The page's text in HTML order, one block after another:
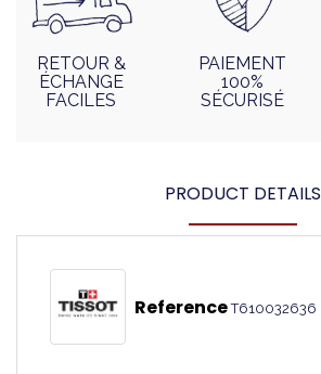
RETOUR &
ÉCHANGE
FACILES
PAIEMENT
100%
SÉCURISÉ
PRODUCT DETAILS
Reference T610032636